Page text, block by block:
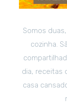
Somos
cozinha.
dia, receitas
casa